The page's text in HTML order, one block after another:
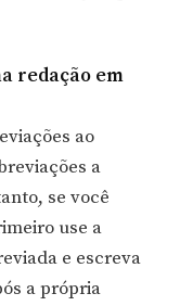
redação em
ao
a
se você
use a
e escreva
a própria